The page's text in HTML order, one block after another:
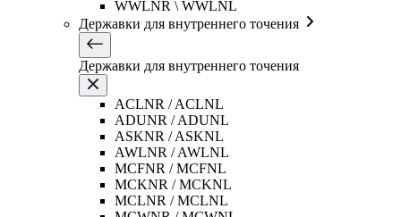
WWLNR \ WWLNL
Державки для внутреннего точения
Державки для внутреннего точения
ACLNR / ACLNL
ADUNR / ADUNL
ASKNR / ASKNL
AWLNR / AWLNL
MCFNR / MCFNL
MCKNR / MCKNL
MCLNR / MCLNL